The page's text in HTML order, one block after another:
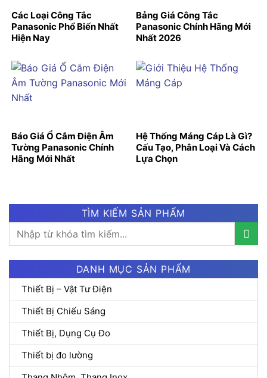
Các Loại Công Tắc
Panasonic Phổ Biến Nhất
Hiện Nay
Bảng Giá Công Tắc
Panasonic Chính Hãng Mới
Nhất 2026
Báo Giá Ổ Cắm Điện Âm
Tường Panasonic Chính
Hãng Mới Nhất
Hệ Thống Máng Cáp Là Gì?
Cấu Tạo, Phân Loại Và Cách
Lựa Chọn
TÌM KIẾM SẢN PHẨM
Tìm
DANH MỤC SẢN PHẨM
Thiết Bị – Vật Tư Điện
Thiết Bị Chiếu Sáng
Thiết Bị, Dụng Cụ Đo
Thiết bị đo lường